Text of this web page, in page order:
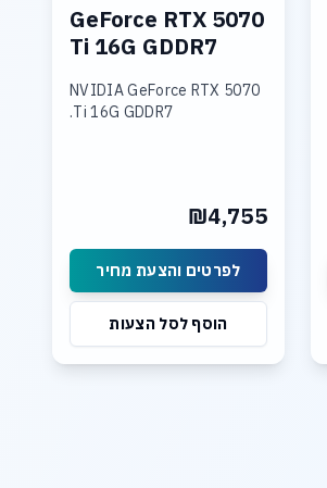
GeForce RTX 5070
Ti 16G GDDR7
NVIDIA GeForce RTX 5070
Ti 16G GDDR7.
₪4,755
לפרטים והצעת מחיר
הוסף לסל הצעות